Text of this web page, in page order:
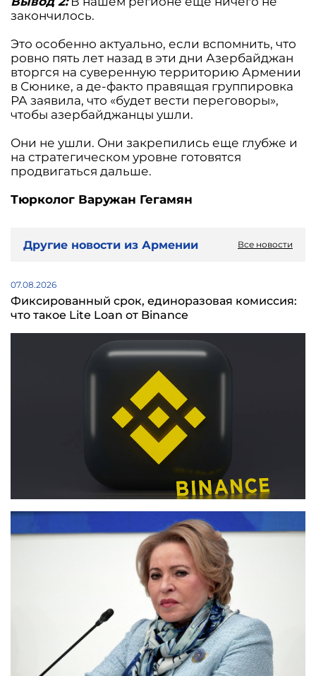
закончилось.
Это особенно актуально, если вспомнить, что
ровно пять лет назад в эти дни Азербайджан
вторгся на суверенную территорию Армении
в Сюнике, а де-факто правящая группировка
РА заявила, что «будет вести переговоры»,
чтобы азербайджанцы ушли.
Они не ушли. Они закрепились еще глубже и
на стратегическом уровне готовятся
продвигаться дальше.
Тюрколог Варужан Гегамян
Другие новости из Армении Все новости
07.08.2026
Фиксированный срок, единоразовая комиссия:
что такое Lite Loan от Binance